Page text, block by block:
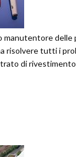
manutentore delle
risolvere tutti i
di